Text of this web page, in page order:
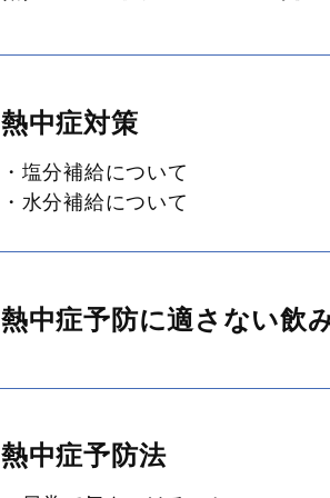
熱中症対策
・塩分補給について
・水分補給について
熱中症予防に適さない飲
熱中症予防法